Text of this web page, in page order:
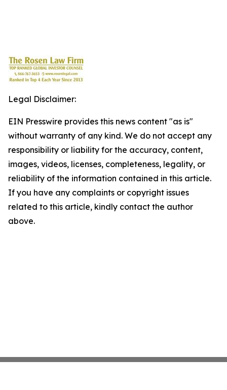
Legal Disclaimer:
EIN Presswire provides this news content "as is"
without warranty of any kind. We do not accept any
responsibility or liability for the accuracy, content,
images, videos, licenses, completeness, legality, or
reliability of the information contained in this article.
If you have any complaints or copyright issues
related to this article, kindly contact the author
above.